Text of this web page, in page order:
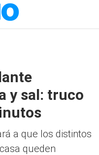
y sal: truco
a que los distintos
queden